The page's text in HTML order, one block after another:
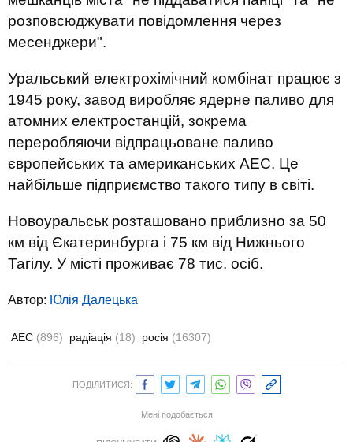
розповсюджувати повідомлення через
месенджери".
Уральський електрохімічний комбінат працює з
1945 року, завод виробляє ядерне паливо для
атомних електростанцій, зокрема
переробляючи відпрацьоване паливо
європейських та американських АЕС. Це
найбільше підприємство такого типу в світі.
Новоуральськ розташовано приблизно за 50
км від Єкатеринбурга і 75 км від Нижнього
Тагілу. У місті проживає 78 тис. осіб.
Автор: Юлiя Далецька
АЕС (896) радіація (18) росія (16307)
ПОДІЛИТИСЯ:
Мені подобається